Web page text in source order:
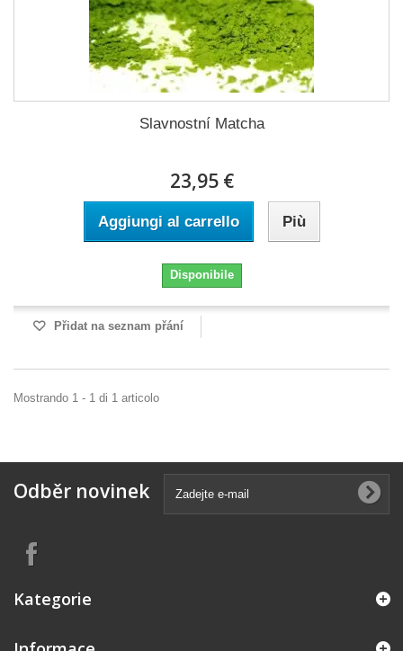
Slavnostní Matcha
23,95 €
Aggiungi al carrello Più
Disponibile
Přidat na seznam přání
Mostrando 1 - 1 di 1 articolo
Odběr novinek
Kategorie